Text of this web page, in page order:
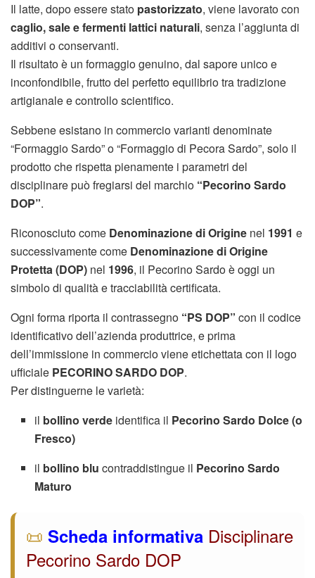
Il latte, dopo essere stato pastorizzato, viene lavorato con
caglio, sale e fermenti lattici naturali, senza l’aggiunta di
additivi o conservanti.
Il risultato è un formaggio genuino, dal sapore unico e
inconfondibile, frutto del perfetto equilibrio tra tradizione
artigianale e controllo scientifico.
Sebbene esistano in commercio varianti denominate
“Formaggio Sardo” o “Formaggio di Pecora Sardo”, solo il
prodotto che rispetta pienamente i parametri del
disciplinare può fregiarsi del marchio “Pecorino Sardo
DOP”.
Riconosciuto come Denominazione di Origine nel 1991 e
successivamente come Denominazione di Origine
Protetta (DOP) nel 1996, il Pecorino Sardo è oggi un
simbolo di qualità e tracciabilità certificata.
Ogni forma riporta il contrassegno “PS DOP” con il codice
identificativo dell’azienda produttrice, e prima
dell’immissione in commercio viene etichettata con il logo
ufficiale PECORINO SARDO DOP.
Per distinguerne le varietà:
il bollino verde identifica il Pecorino Sardo Dolce (o
Fresco)
il bollino blu contraddistingue il Pecorino Sardo
Maturo
📜 Scheda informativa Disciplinare
Pecorino Sardo DOP